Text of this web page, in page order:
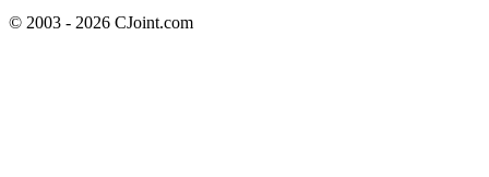
© 2003 - 2026 CJoint.com